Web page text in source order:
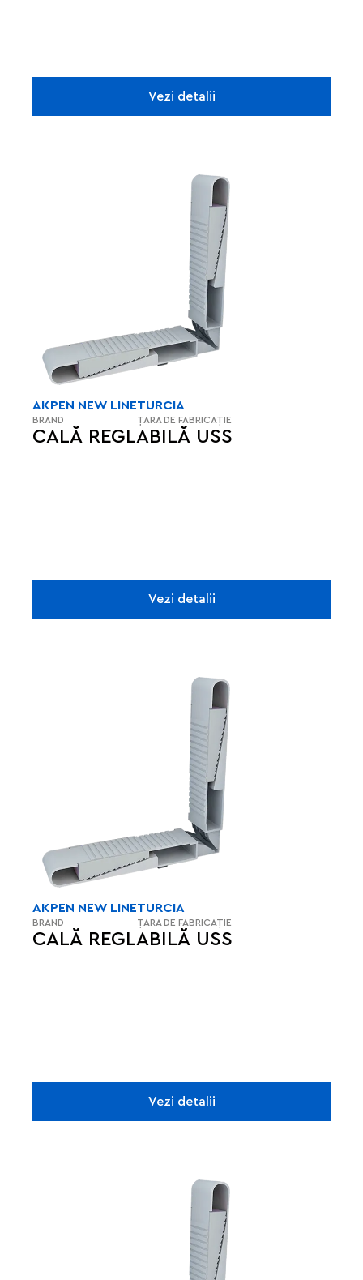
Vezi detalii
CALĂ REGLABILĂ USS
AKPEN NEW LINE
BRAND
TURCIA
ȚARA DE FABRICAȚIE
Vezi detalii
CALĂ REGLABILĂ USS
AKPEN NEW LINE
BRAND
TURCIA
ȚARA DE FABRICAȚIE
Vezi detalii